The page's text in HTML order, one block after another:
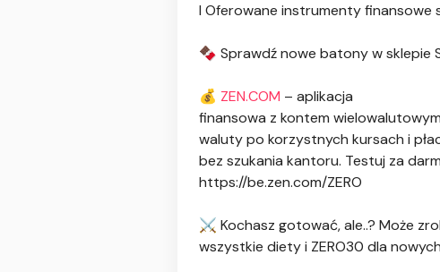
I Oferowane instrumenty finansowe
🍫 Sprawdź nowe batony w sklepie
💰 ZEN.COM – aplikacja
finansowa z kontem
waluty po korzystnych kursach i
bez szukania kantoru. Testuj za
https://be.zen.com/ZERO
⚔️ Kochasz gotować, ale..? Może
wszystkie diety i ZERO30 dla